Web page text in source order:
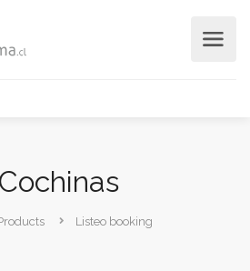
Listeo booking